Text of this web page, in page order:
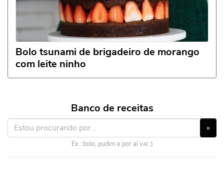
Bolo tsunami de brigadeiro de morango
com leite ninho
Banco de receitas
»
Ex.: bolo, pudim e por aí vai :)